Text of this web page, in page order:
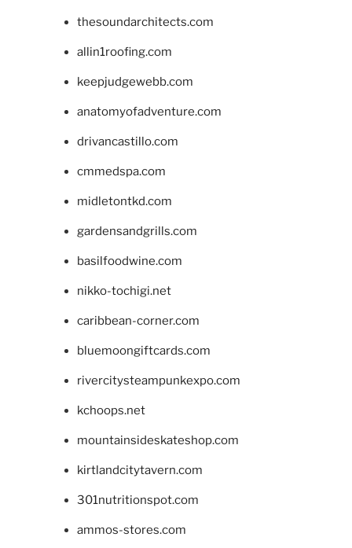
thesoundarchitects.com
allin1roofing.com
keepjudgewebb.com
anatomyofadventure.com
drivancastillo.com
cmmedspa.com
midletontkd.com
gardensandgrills.com
basilfoodwine.com
nikko-tochigi.net
caribbean-corner.com
bluemoongiftcards.com
rivercitysteampunkexpo.com
kchoops.net
mountainsideskateshop.com
kirtlandcitytavern.com
301nutritionspot.com
ammos-stores.com